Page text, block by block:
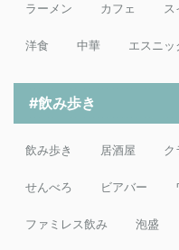
ラーメン カフェ ス
洋食 中華 エスニッ
#飲み歩き
飲み歩き 居酒屋 ク
せんべろ ビアバー
ファミレス飲み 泡盛